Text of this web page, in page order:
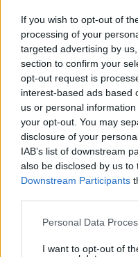
If you wish to opt-out of
processing of your
targeted advertising by
section to confirm your
opt-out request is
interest-based ads based
us or personal
your opt-out. You may
disclosure of your
IAB’s list of downstream
also be disclosed by us to
Downstream Participants
Please note that this
not limited to your visit or
Personal Data
I want to opt-out of